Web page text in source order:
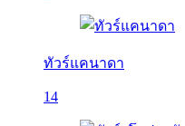
ทัวร์แคนาดา
14